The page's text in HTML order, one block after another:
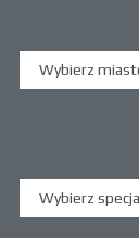
Wybierz
Wybierz